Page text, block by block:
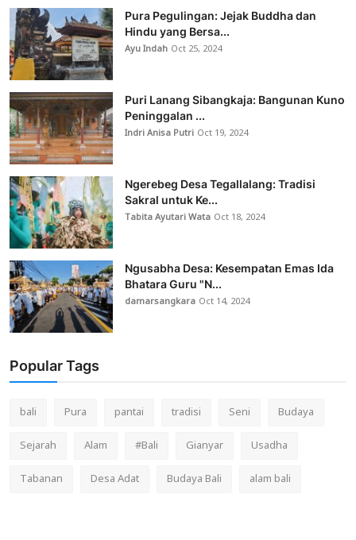
Pura Pegulingan: Jejak Buddha dan
Hindu yang Bersa...
Ayu Indah Oct 25, 2024
Puri Lanang Sibangkaja: Bangunan Kuno
Peninggalan ...
Indri Anisa Putri Oct 19, 2024
Ngerebeg Desa Tegallalang: Tradisi
Sakral untuk Ke...
Tabita Ayutari Wata Oct 18, 2024
Ngusabha Desa: Kesempatan Emas Ida
Bhatara Guru "N...
damarsangkara Oct 14, 2024
Popular Tags
bali Pura pantai tradisi Seni
Budaya
Sejarah
Alam #Bali Gianyar
Usadha
Tabanan
Desa Adat Budaya Bali alam bali